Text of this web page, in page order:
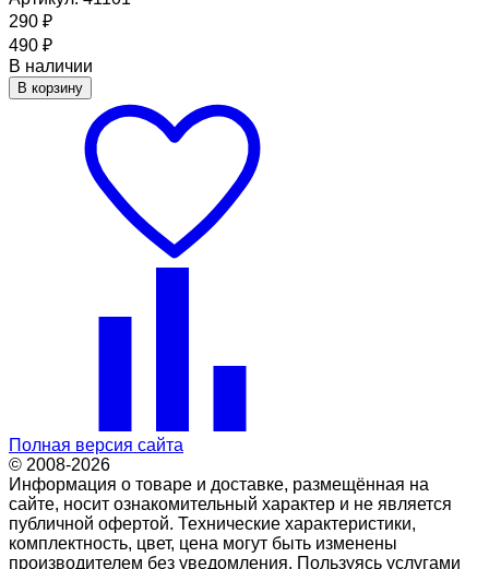
290 ₽
490 ₽
В наличии
В корзину
Полная версия сайта
© 2008-2026
Информация о товаре и доставке, размещённая на
сайте, носит ознакомительный характер и не является
публичной офертой. Технические характеристики,
комплектность, цвет, цена могут быть изменены
производителем без уведомления. Пользуясь услугами